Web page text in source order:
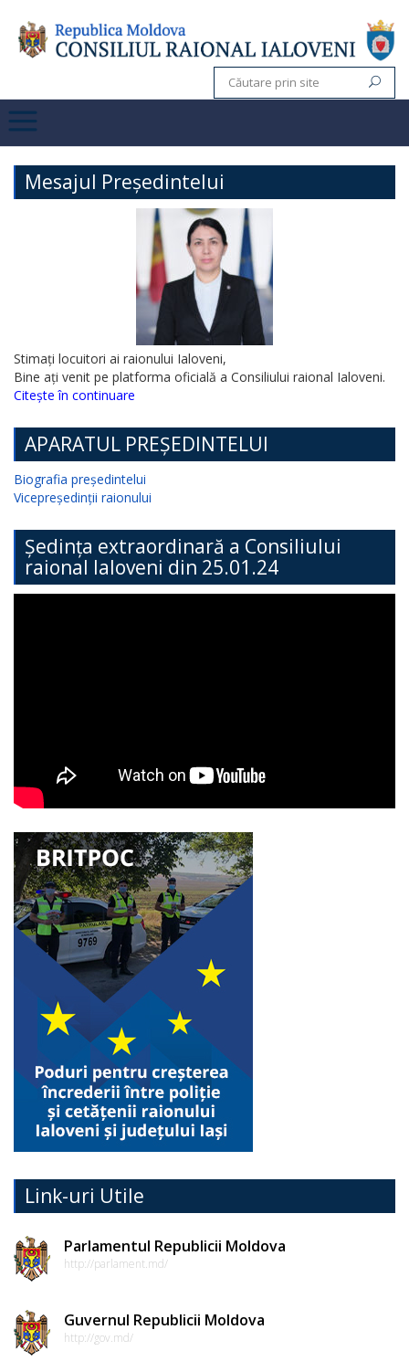
Mesajul Președintelui
Stimați locuitori ai raionului Ialoveni,
Bine ați venit pe platforma oficială a Consiliului raional Ialoveni.
Citește în continuare
APARATUL PREȘEDINTELUI
Biografia președintelui
Vicepreședinții raionului
Ședința extraordinară a Consiliului
raional Ialoveni din 25.01.24
Link-uri Utile
Parlamentul Republicii Moldova
http://parlament.md/
Guvernul Republicii Moldova
http://gov.md/